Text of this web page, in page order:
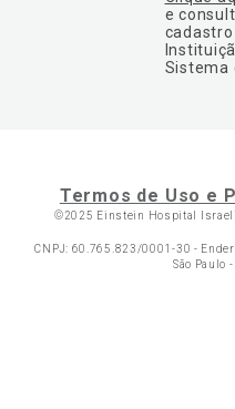
e
cadastro
Sistema
Termos de Uso e
©2025 Einstein Hospital
CNPJ: 60.765.823/0001-30 -
São Paulo